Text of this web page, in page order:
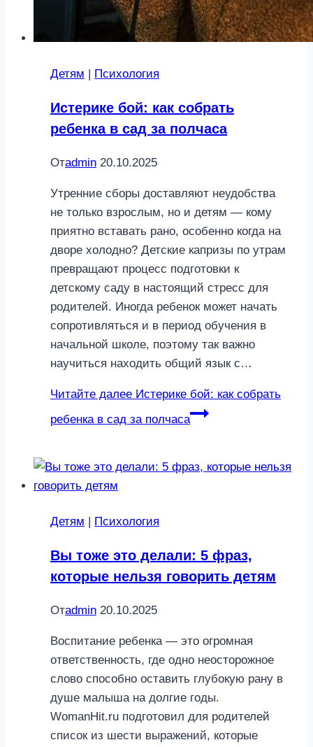
Детям Психология
Истерике бой: как собрать
ребенка в сад за полчаса
Отadmin 20.10.2025
Утренние сборы доставляют неудобства
не только взрослым, но и детям — кому
приятно вставать рано, особенно когда на
дворе холодно? Детские капризы по утрам
превращают процесс подготовки к
детскому саду в настоящий стресс для
родителей. Иногда ребенок может начать
сопротивляться и в период обучения в
начальной школе, поэтому так важно
научиться находить общий язык с…
Читайте далее Истерике бой: как собрать
ребенка в сад за полчаса
Детям Психология
Вы тоже это делали: 5 фраз,
которые нельзя говорить детям
Отadmin 20.10.2025
Воспитание ребенка — это огромная
ответственность, где одно неосторожное
слово способно оставить глубокую рану в
душе малыша на долгие годы.
WomanHit.ru подготовил для родителей
список из шести выражений, которые